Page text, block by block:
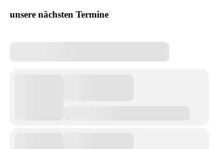
unsere nächsten Termine